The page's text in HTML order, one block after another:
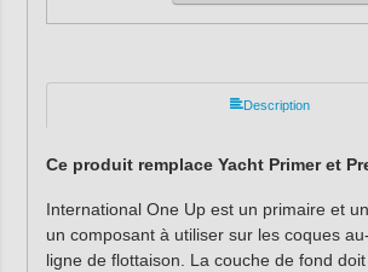
Description
Ce produit remplace Yacht Primer et
International One Up est un primaire et
un composant à utiliser sur les coques
ligne de flottaison. La couche de fond